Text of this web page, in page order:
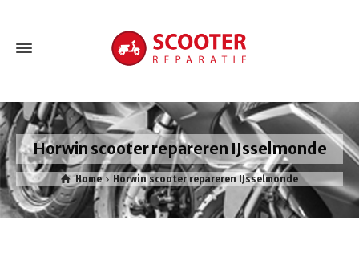
Horwin scooter repareren IJsselmonde
Home Horwin scooter repareren IJsselmonde